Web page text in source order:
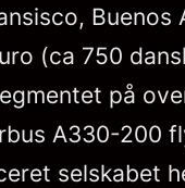
(ca 750
på
A330-200
selskabet